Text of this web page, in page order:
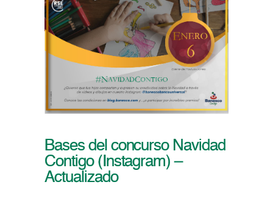
Bases del concurso Navidad
Contigo (Instagram) –
Actualizado